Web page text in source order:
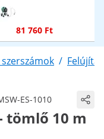
81 760 Ft
/
ES-1010
tömlő 10 m